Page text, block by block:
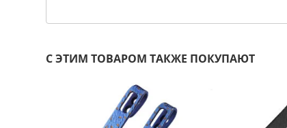
С ЭТИМ ТОВАРОМ ТАКЖЕ ПОКУПАЮТ